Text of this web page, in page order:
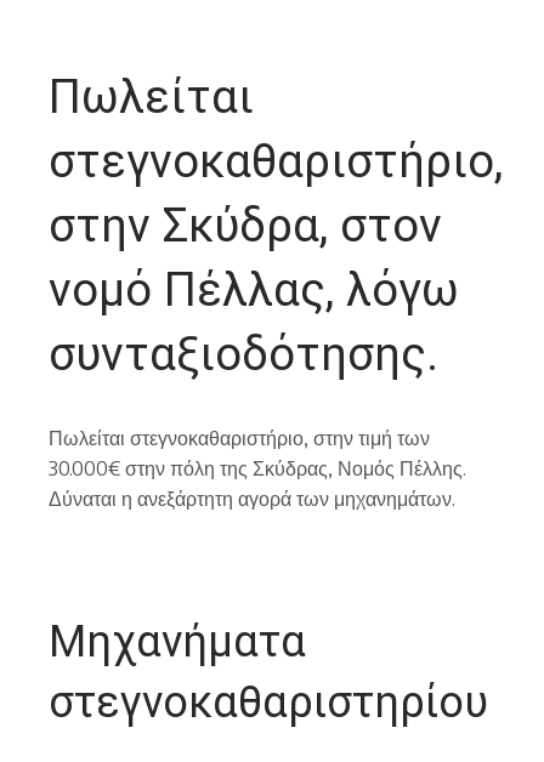
Πωλείται
στεγνοκαθαριστήριο,
στην Σκύδρα, στον
νομό Πέλλας, λόγω
συνταξιοδότησης.
Πωλείται στεγνοκαθαριστήριο, στην τιμή των
30.000€ στην πόλη της Σκύδρας, Νομός Πέλλης.
Δύναται η ανεξάρτητη αγορά των μηχανημάτων.
Μηχανήματα
στεγνοκαθαριστηρίου